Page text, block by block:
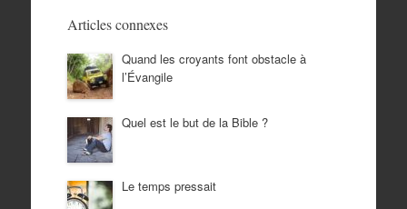
Articles connexes
Quand les croyants font obstacle à
l’Évangile
Quel est le but de la Bible ?
Le temps pressait